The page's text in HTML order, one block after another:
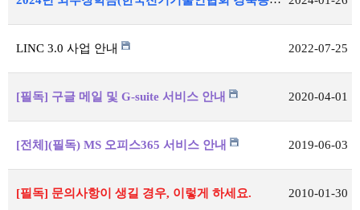
LINC 3.0 사업 안내 2022-07-25
[필독] 구글 메일 및 G-suite 서비스 안내 2020-04-01
[전체](필독) MS 오피스365 서비스 안내 2019-06-03
[필독] 문의사항이 생길 경우, 이렇게 하세요. 2010-01-30